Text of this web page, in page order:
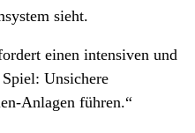
sieht.
einen intensiven und
Unsichere
Anlagen führen.“